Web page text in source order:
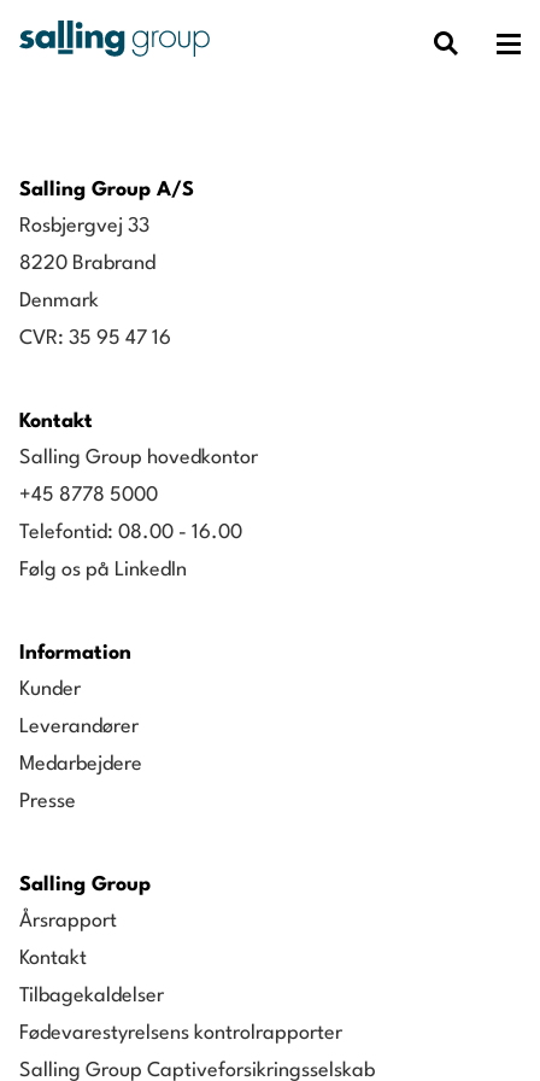
Salling Group A/S
Rosbjergvej 33
8220 Brabrand
Denmark
CVR: 35 95 47 16
Kontakt
Salling Group hovedkontor
+45 8778 5000
Telefontid: 08.00 - 16.00
Følg os på LinkedIn
Information
Kunder
Leverandører
Medarbejdere
Presse
Salling Group
Årsrapport
Kontakt
Tilbagekaldelser
Fødevarestyrelsens kontrolrapporter
Salling Group Captiveforsikringsselskab